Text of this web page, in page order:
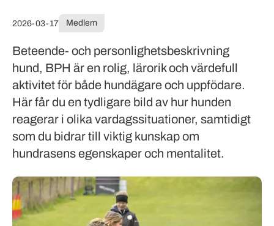
2026-03-17 Medlem
Beteende- och personlighetsbeskrivning
hund, BPH är en rolig, lärorik och värdefull
aktivitet för både hundägare och uppfödare.
Här får du en tydligare bild av hur hunden
reagerar i olika vardagssituationer, samtidigt
som du bidrar till viktig kunskap om
hundrasens egenskaper och mentalitet.